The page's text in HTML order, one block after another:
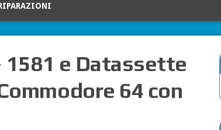
1581 e Datassette
64 con